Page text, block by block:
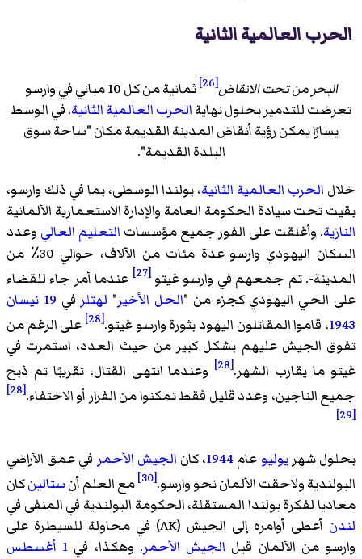
الحرب العالمية الثانية
البحر من تحت الانقاض[26]
ثمانية من كل 10 مباني في وارسو
تعرضت للتدمير بحلول نهايةالحرب العالمية الثانية. في الوسط
يسارًا يمكن رؤية أنقاض المدينة القديمة مكان "ساحة سوق
البلدة القديمة".
خلال الحرب العالمية الثانية، بولندا الوسطى، بما في ذلك وارسو،
بقيت تحت سيادة الحكومة العامة والإدارة الاستعمارية الألمانية
النازية. وأغلقت على الفور جميع مؤسسات التعليم العالي وعدد
السكان اليهودي وارسو-عدة مئات من الآلاف، حوالي 30٪ من
المدينة-. تم جمعهم في وارسو غيتو[27]
عندما أمر جاء للقضاء
على الحي اليهودي كجزء من "الحل الأخير" لهتلر في 19 نيسان
1943، قاموا المقاتلون اليهود بثورة وارسو غيتو.[28]
على الرغم من
تفوق الجيش عليهم بشكل كبير من حيث العدد، استمرت في
غيتو ما يقارب الشهر.[28]
وعندما انتهى القتال، تقريبًا تم ذبح
جميع الناجين، وعدد قليل فقط تمكنوا من الفرار أو الاختفاء.[28]
[29]
بحلول شهريوليو عام1944، كان الجيش الأحمر في عمق الأراضي
البولندية ولاحقت الألمان نحو وارسو.[30] مع العلم أنستالينكان
معاديا لفكرة بولندا المستقلة، الحكومة البولندية في المنفى في
لندن
أعطى أوامره إلى الجيش (AK) في محاولة للسيطرة على
وارسو من الألمان قبل الجيش الأحمر. وهكذا، في 1 أغسطس